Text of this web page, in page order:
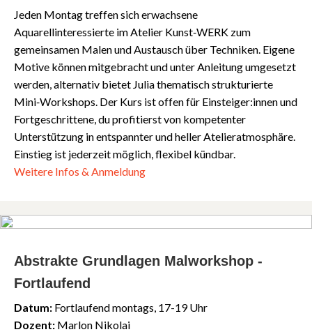
Jeden Montag treffen sich erwachsene
Aquarellinteressierte im Atelier Kunst‑WERK zum
gemeinsamen Malen und Austausch über Techniken. Eigene
Motive können mitgebracht und unter Anleitung umgesetzt
werden, alternativ bietet Julia thematisch strukturierte
Mini‑Workshops. Der Kurs ist offen für Einsteiger:innen und
Fortgeschrittene, du profitierst von kompetenter
Unterstützung in entspannter und heller Atelieratmosphäre.
Einstieg ist jederzeit möglich, flexibel kündbar.
Weitere Infos & Anmeldung
Abstrakte Grundlagen Malworkshop -
Fortlaufend
Datum: Fortlaufend montags, 17-19 Uhr
Dozent: Marlon Nikolai